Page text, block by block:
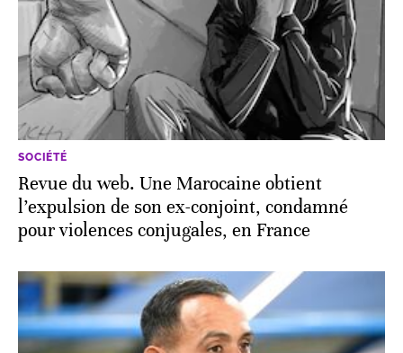
SOCIÉTÉ
Revue du web. Une Marocaine obtient
l’expulsion de son ex-conjoint, condamné
pour violences conjugales, en France